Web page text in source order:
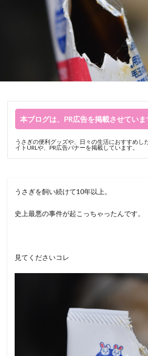
本ブログは、PR広告を掲載させていま
うさぎの便利グッズや、日々の生活におすすめし
イトURLや、PR広告バナーを掲載しています。
うさぎを飼い続けて10年以上。
史上最悪の事件が起こっちゃったんです。
見てくださいコレ